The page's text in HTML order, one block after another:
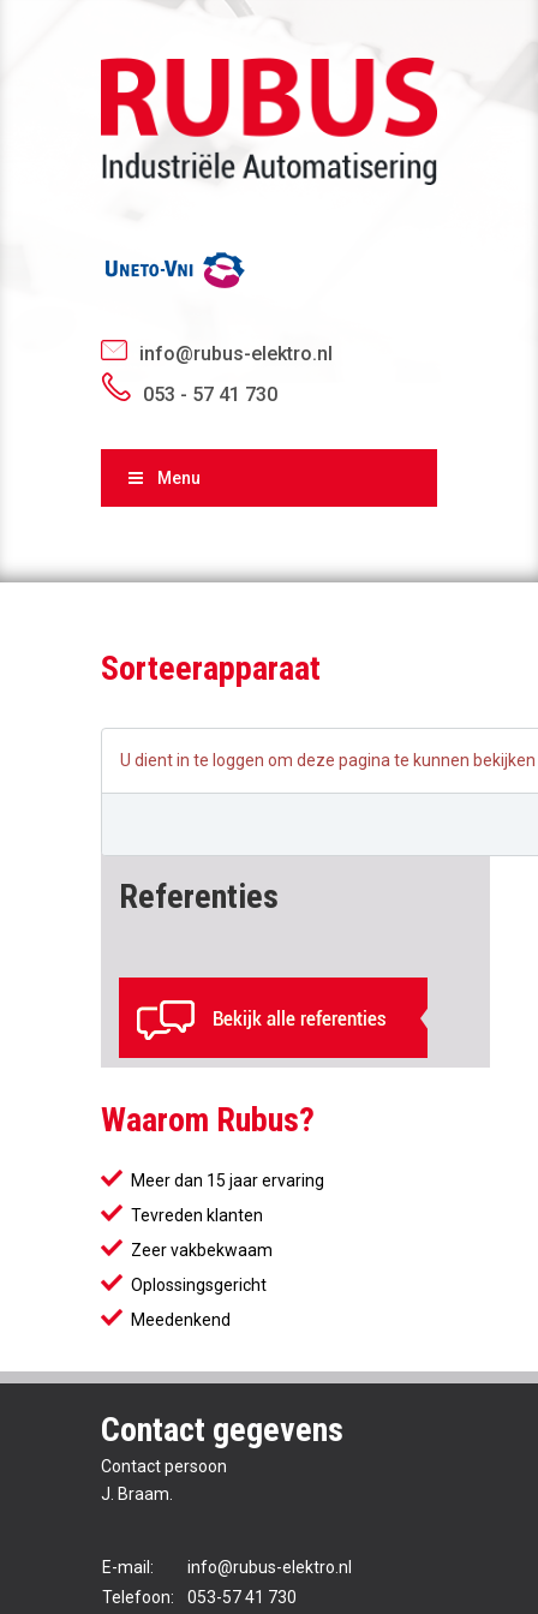
info@rubus-elektro.nl
053 - 57 41 730
Menu
Sorteerapparaat
U dient in te loggen om deze pagina te kunnen bekijken
Referenties
Waarom Rubus?
Meer dan 15 jaar ervaring
Tevreden klanten
Zeer vakbekwaam
Oplossingsgericht
Meedenkend
Contact gegevens
Contact persoon
J. Braam.
E-mail:
info@rubus-elektro.nl
Telefoon:
053-57 41 730